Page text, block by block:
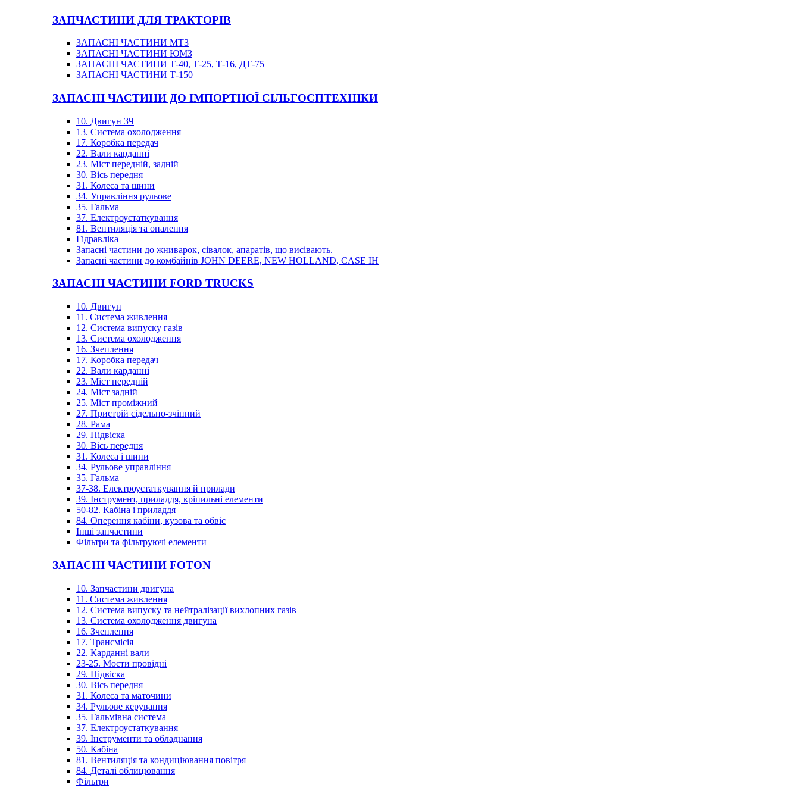
ЗАПЧАСТИНИ ДЛЯ ТРАКТОРІВ
ЗАПАСНІ ЧАСТИНИ МТЗ
ЗАПАСНІ ЧАСТИНИ ЮМЗ
ЗАПАСНІ ЧАСТИНИ Т-40, Т-25, Т-16, ДТ-75
ЗАПАСНІ ЧАСТИНИ Т-150
ЗАПАСНІ ЧАСТИНИ ДО ІМПОРТНОЇ СІЛЬГОСПТЕХНІКИ
10. Двигун ЗЧ
13. Система охолодження
17. Коробка передач
22. Вали карданні
23. Міст передній, задній
30. Вісь передня
31. Колеса та шини
34. Управління рульове
35. Гальма
37. Електроустаткування
81. Вентиляція та опалення
Гідравліка
Запасні частини до жниварок, сівалок, апаратів, що висівають.
Запасні частини до комбайнів JOHN DEERE, NEW HOLLAND, CASE IH
ЗАПАСНІ ЧАСТИНИ FORD TRUCKS
10. Двигун
11. Система живлення
12. Система випуску газів
13. Система охолодження
16. Зчеплення
17. Коробка передач
22. Вали карданні
23. Міст передній
24. Міст задній
25. Міст проміжний
27. Пристрій сідельно-зчіпний
28. Рама
29. Підвіска
30. Вісь передня
31. Колеса і шини
34. Рульове управління
35. Гальма
37-38. Електроустаткування й прилади
39. Інструмент, приладдя, кріпильні елементи
50-82. Кабіна і приладдя
84. Оперення кабіни, кузова та обвіс
Інші запчастини
Фільтри та фільтруючі елементи
ЗАПАСНІ ЧАСТИНИ FOTON
10. Запчастини двигуна
11. Система живлення
12. Система випуску та нейтралізації вихлопних газів
13. Система охолодження двигуна
16. Зчеплення
17. Трансмісія
22. Карданні вали
23-25. Мости провідні
29. Підвіска
30. Вісь передня
31. Колеса та маточини
34. Рульове керування
35. Гальмівна система
37. Електроустаткування
39. Інструменти та обладнання
50. Кабіна
81. Вентиляція та кондиціювання повітря
84. Деталі облицювання
Фільтри